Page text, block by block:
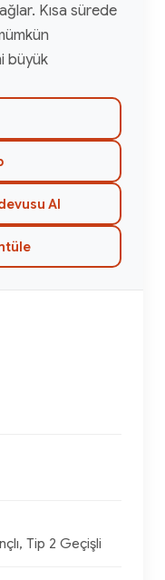
Kısa sürede
büyük
Al
Tip 2 Geçişli